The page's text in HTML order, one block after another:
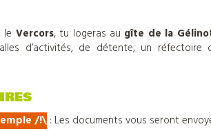
le Vercors, tu logeras au gîte de la
d’activités, de détente, un
/!\ : Les documents vous seront